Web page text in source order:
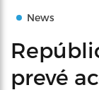
News
prevé